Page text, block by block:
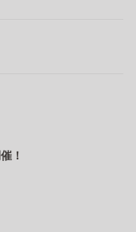
！